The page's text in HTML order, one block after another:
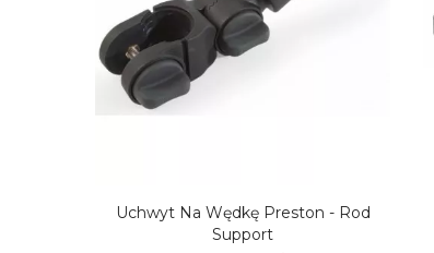
Uchwyt Na Wędkę Preston - Rod
Support